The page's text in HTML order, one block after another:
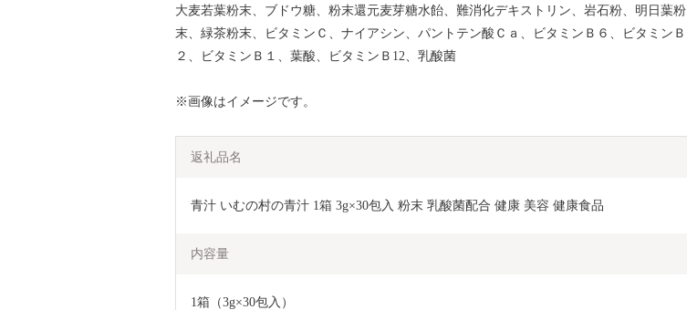
大麦若葉粉末、ブドウ糖、粉末還元麦芽糖水飴、難消化デキストリン、岩石粉、明日葉粉
末、緑茶粉末、ビタミンＣ、ナイアシン、パントテン酸Ｃａ、ビタミンＢ６、ビタミンＢ
２、ビタミンＢ１、葉酸、ビタミンＢ12、乳酸菌
※画像はイメージです。
返礼品名
青汁 いむの村の青汁 1箱 3g×30包入 粉末 乳酸菌配合 健康 美容 健康食品
内容量
1箱（3g×30包入）